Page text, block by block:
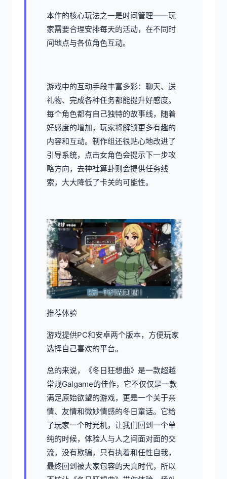
本作的核心玩法之一是时间管理——玩
家需要合理安排每天的活动，在不同时
间地点与各位角色互动。
游戏中的​​互动手段丰富多彩​​：聊天、送
礼物、完成各种任务都能提升好感度。
每个角色都有自己独特的故事线，随着
好感度的增加，玩家将解锁更多有趣的
内容和互动。制作组还很贴心地改进了
引导系统，点击女角色会提示下一步攻
略方向，去神社算卦则会提供任务线
索，大大降低了卡关的可能性。
推荐体验
游戏提供PC和安卓两个版本，方便玩家
选择自己喜欢的平台。
总的来说，《冬日狂想曲》是一款​​超越
常规Galgame的佳作​​，它不仅仅是一款
满足原始欲望的游戏，更是一个关于亲
情、友情和微妙情感的冬日童话。它给
了玩家一个时光机，让我们回到一个单
纯的时候，体验人与人之间面对面的交
流，没有欺骗，只有执着和任性自我，
最终回到被大家包容的天真时代，所以